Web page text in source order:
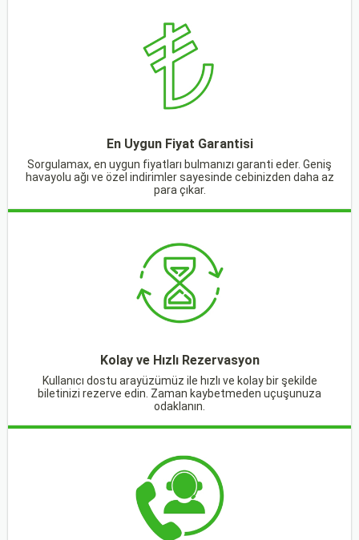
En Uygun Fiyat Garantisi
Sorgulamax, en uygun fiyatları bulmanızı garanti eder. Geniş
havayolu ağı ve özel indirimler sayesinde cebinizden daha az
para çıkar.
Kolay ve Hızlı Rezervasyon
Kullanıcı dostu arayüzümüz ile hızlı ve kolay bir şekilde
biletinizi rezerve edin. Zaman kaybetmeden uçuşunuza
odaklanın.